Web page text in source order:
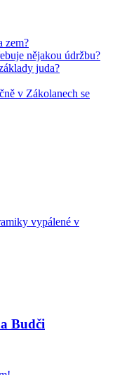
zem?
nějakou údržbu?
juda?
v Zákolanech se
vypálené v
Budči